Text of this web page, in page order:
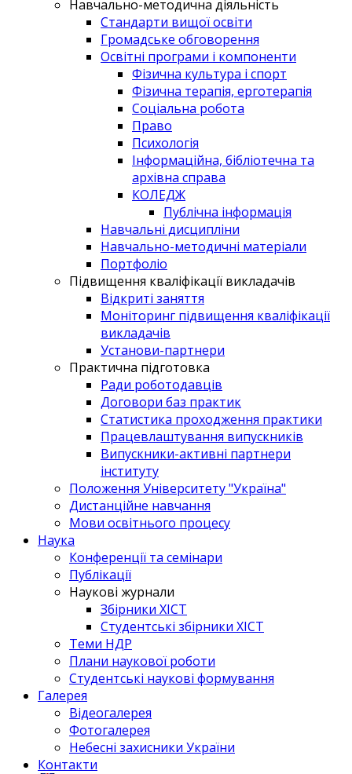
Навчально-методична діяльність
Стандарти вищої освіти
Громадське обговорення
Освітні програми і компоненти
Фізична культура і спорт
Фізична терапія, ерготерапія
Соціальна робота
Право
Психологія
Інформаційна, бібліотечна та
архівна справа
КОЛЕДЖ
Публічна інформація
Навчальні дисципліни
Навчально-методичні матеріали
Портфоліо
Підвищення кваліфікації викладачів
Відкриті заняття
Моніторинг підвищення кваліфікації
викладачів
Установи-партнери
Практична підготовка
Ради роботодавців
Договори баз практик
Статистика проходження практики
Працевлаштування випускників
Випускники-активні партнери
інституту
Положення Університету "Україна"
Дистанційне навчання
Мови освітнього процесу
Наука
Конференції та семінари
Публікації
Наукові журнали
Збірники ХІСТ
Студентські збірники ХІСТ
Теми НДР
Плани наукової роботи
Студентські наукові формування
Галерея
Відеогалерея
Фотогалерея
Небесні захисники України
Контакти